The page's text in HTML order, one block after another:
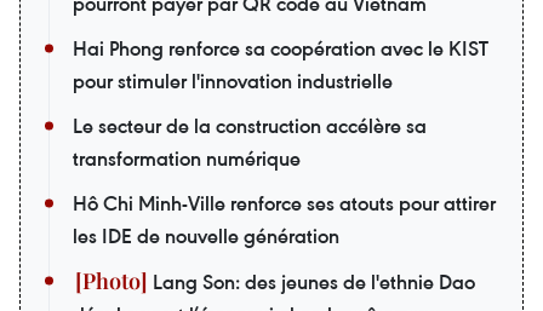
Hai Phong renforce sa coopération avec le KIST
pour stimuler l'innovation industrielle
Le secteur de la construction accélère sa
transformation numérique
Hô Chi Minh-Ville renforce ses atouts pour attirer
les IDE de nouvelle génération
Lang Son: des jeunes de l'ethnie Dao